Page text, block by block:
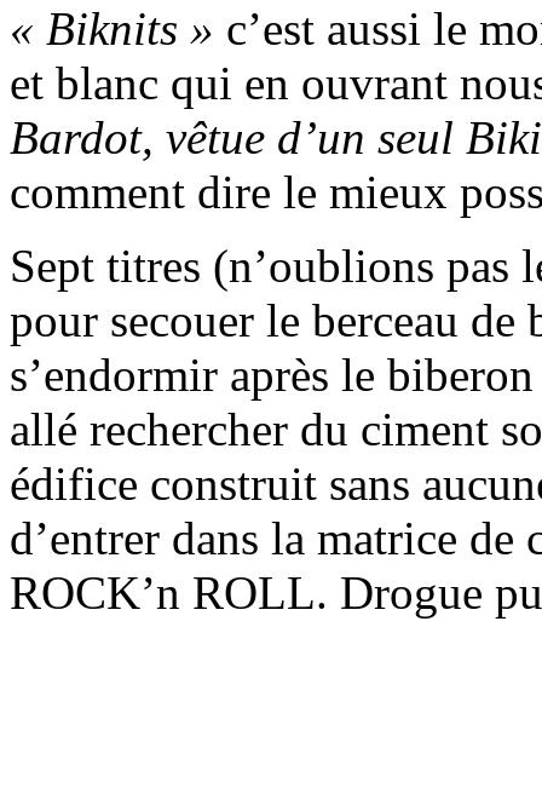
« Biknits » c’est aussi le
et blanc qui en ouvrant
Bardot, vêtue d’un seul
comment dire le mieux
Sept titres (n’oublions pas
pour secouer le berceau de
s’endormir après le
allé rechercher du ciment
édifice construit sans
d’entrer dans la matrice de
ROCK’n ROLL. Drogue